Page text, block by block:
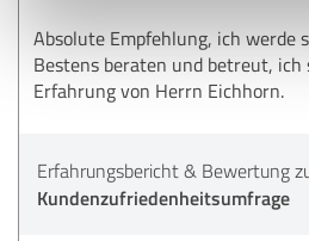
Absolute Empfehlung, ich werde
Bestens beraten und betreut, ich
Erfahrung von Herrn Eichhorn.
Erfahrungsbericht & Bewertung
Kundenzufriedenheitsumfrage